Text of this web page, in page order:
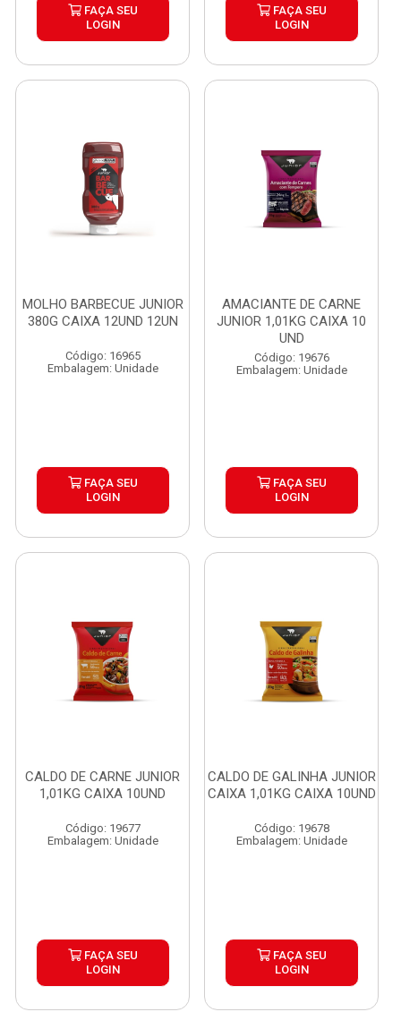
FAÇA SEU
LOGIN
FAÇA SEU
LOGIN
MOLHO BARBECUE JUNIOR
380G CAIXA 12UND 12UN
Código: 16965
Embalagem: Unidade
FAÇA SEU
LOGIN
AMACIANTE DE CARNE
JUNIOR 1,01KG CAIXA 10
UND
Código: 19676
Embalagem: Unidade
FAÇA SEU
LOGIN
CALDO DE CARNE JUNIOR
1,01KG CAIXA 10UND
Código: 19677
Embalagem: Unidade
FAÇA SEU
LOGIN
CALDO DE GALINHA JUNIOR
CAIXA 1,01KG CAIXA 10UND
Código: 19678
Embalagem: Unidade
FAÇA SEU
LOGIN